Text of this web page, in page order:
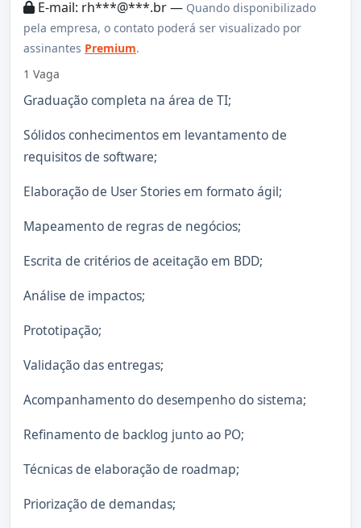
E-mail: rh***@***.br — Quando disponibilizado
pela empresa, o contato poderá ser visualizado por
assinantes Premium.
1 Vaga
Graduação completa na área de TI;
Sólidos conhecimentos em levantamento de
requisitos de software;
Elaboração de User Stories em formato ágil;
Mapeamento de regras de negócios;
Escrita de critérios de aceitação em BDD;
Análise de impactos;
Prototipação;
Validação das entregas;
Acompanhamento do desempenho do sistema;
Refinamento de backlog junto ao PO;
Técnicas de elaboração de roadmap;
Priorização de demandas;